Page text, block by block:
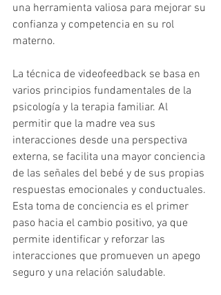
una herramienta valiosa para mejorar su
confianza y competencia en su rol
materno.
La técnica de videofeedback se basa en
varios principios fundamentales de la
psicología y la terapia familiar. Al
permitir que la madre vea sus
interacciones desde una perspectiva
externa, se facilita una mayor conciencia
de las señales del bebé y de sus propias
respuestas emocionales y conductuales.
Esta toma de conciencia es el primer
paso hacia el cambio positivo, ya que
permite identificar y reforzar las
interacciones que promueven un apego
seguro y una relación saludable.